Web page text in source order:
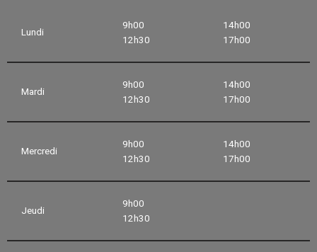
Lundi
9h00
12h30
14h00
17h00
Mardi
9h00
12h30
14h00
17h00
Mercredi
9h00
12h30
14h00
17h00
Jeudi
9h00
12h30